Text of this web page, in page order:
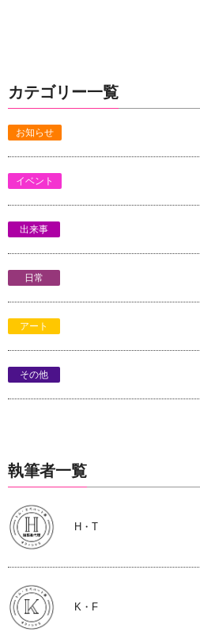
カテゴリー一覧
お知らせ
イベント
出来事
日常
アート
その他
執筆者一覧
H・T
K・F